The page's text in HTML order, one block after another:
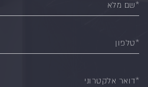
*שם מלא
*טלפון
*דואר אלקטרוני